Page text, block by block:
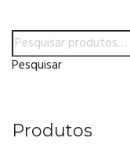
Pesquisar por:
Pesquisar
Produtos